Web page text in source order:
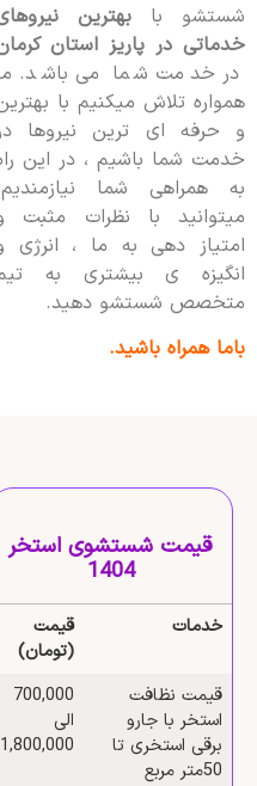
شستشو با
بهترین نیروهای
خدماتی در پاریز استان کرمان
در خدمت شما می باشد. ما
همواره تلاش میکنیم با بهترین
و حرفه ای ترین نیروها در
خدمت شما باشیم ، در این راه
به همراهی شما نیازمندیم.
میتوانید با نظرات مثبت و
امتیاز دهی به ما ، انرژی و
انگیزه ی بیشتری به تیم
متخصص شستشو دهید.
باما همراه باشید.
قیمت شستشوی استخر
1404
خدمات
قیمت
(تومان)
قیمت نظافت
استخر با جارو
برقی استخری تا
50متر مربع
700,000
الی
1,800,000